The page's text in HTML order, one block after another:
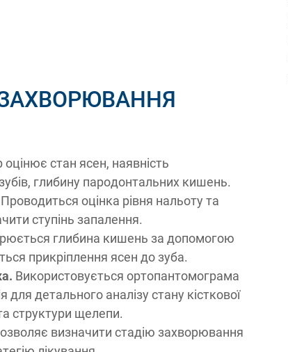
оцінює стан ясен, наявність
глибину пародонтальних кишень.
Проводиться оцінка рівня нальоту та
ступінь запалення.
глибина кишень за допомогою
прикріплення ясен до зуба.
Використовується ортопантомограма
детального аналізу стану кісткової
структури щелепи.
визначити стадію захворювання